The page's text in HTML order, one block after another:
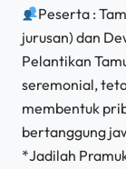
Peserta :
jurusan) dan
Pelantikan
seremonial,
membentuk
bertanggung
*Jadilah